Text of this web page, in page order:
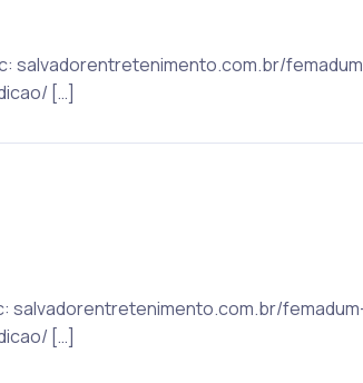
salvadorentretenimento.com.br/
[…]
salvadorentretenimento.com.br/
[…]